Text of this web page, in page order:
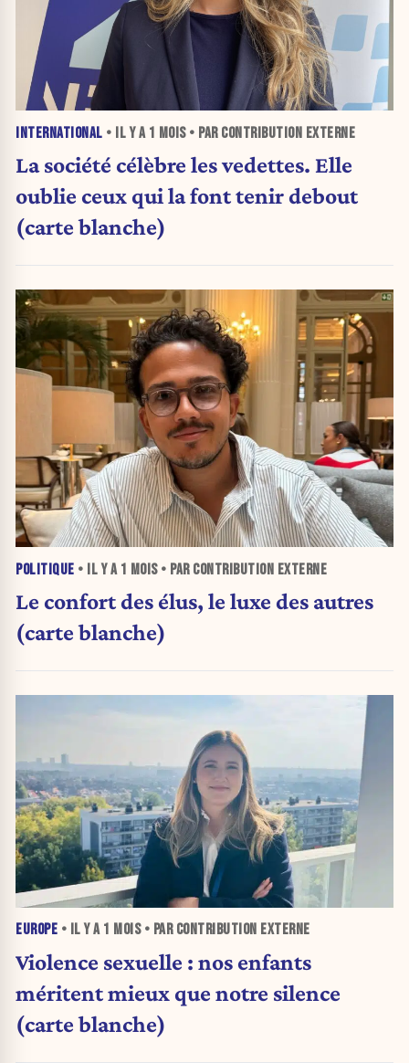
INTERNATIONAL • IL Y A 1 MOIS• PAR CONTRIBUTION EXTERNE
La société célèbre les vedettes. Elle
oublie ceux qui la font tenir debout
(carte blanche)
POLITIQUE • IL Y A 1 MOIS• PAR CONTRIBUTION EXTERNE
Le confort des élus, le luxe des autres
(carte blanche)
EUROPE • IL Y A 1 MOIS• PAR CONTRIBUTION EXTERNE
Violence sexuelle : nos enfants
méritent mieux que notre silence
(carte blanche)